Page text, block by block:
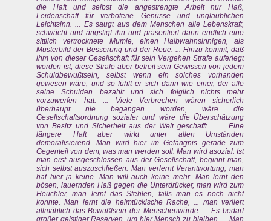
die Haft und selbst die angestrengte Arbeit nur Haß,
Leidenschaft für verbotene Genüsse und unglaublichen
Leichtsinn. ... Es saugt aus dem Menschen alle Lebenskraft,
schwächt und ängstigt ihn und präsentiert dann endlich eine
sittlich vertrocknete Mumie, einen Halbwahnsinnigen, als
Musterbild der Besserung und der Reue. ... Hinzu kommt, daß
ihm von dieser Gesellschaft für sein Vergehen Strafe auferlegt
worden ist, diese Strafe aber befreit sein Gewissen von jedem
Schuldbewußtsein, selbst wenn ein solches vorhanden
gewesen wäre, und so fühlt er sich dann wie einer, der alle
seine Schulden bezahlt und sich folglich nichts mehr
vorzuwerfen hat. ... Viele Verbrechen wären sicherlich
überhaupt nie begangen worden, wäre die
Gesellschaftsordnung sozialer und wäre die Überschätzung
von Besitz und Sicherheit aus der Welt geschafft. . . . Eine
längere Haft aber wirkt unter allen Umständen
demoralisierend. Man wird hier im Gefängnis gerade zum
Gegenteil von dem, was man werden soll. Man wird asozial. Ist
man erst ausgeschlossen aus der Gesellschaft, beginnt man,
sich selbst auszuschließen. Man verlernt Verantwortung, man
hat hier ja keine. Man will auch keine mehr. Man lernt den
bösen, lauernden Haß gegen die Unterdrücker, man wird zum
Heuchler, man lernt das Stehlen, falls man es noch nicht
konnte. Man lernt die heimtückische Rache, ... man verliert
allmählich das Bewußtsein der Menschenwürde. ... Es bedarf
großer geistiger Reserven, um hier Mensch zu bleiben. ... Man